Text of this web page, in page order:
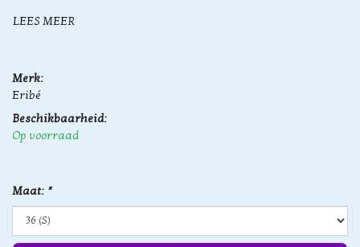
LEES MEER
Merk:
Eribé
Beschikbaarheid:
Op voorraad
Maat: *